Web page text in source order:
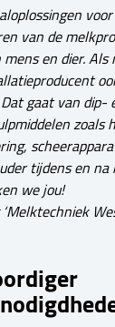
van de
en dier.
gaat van
zoals
tijdens en
we jou!